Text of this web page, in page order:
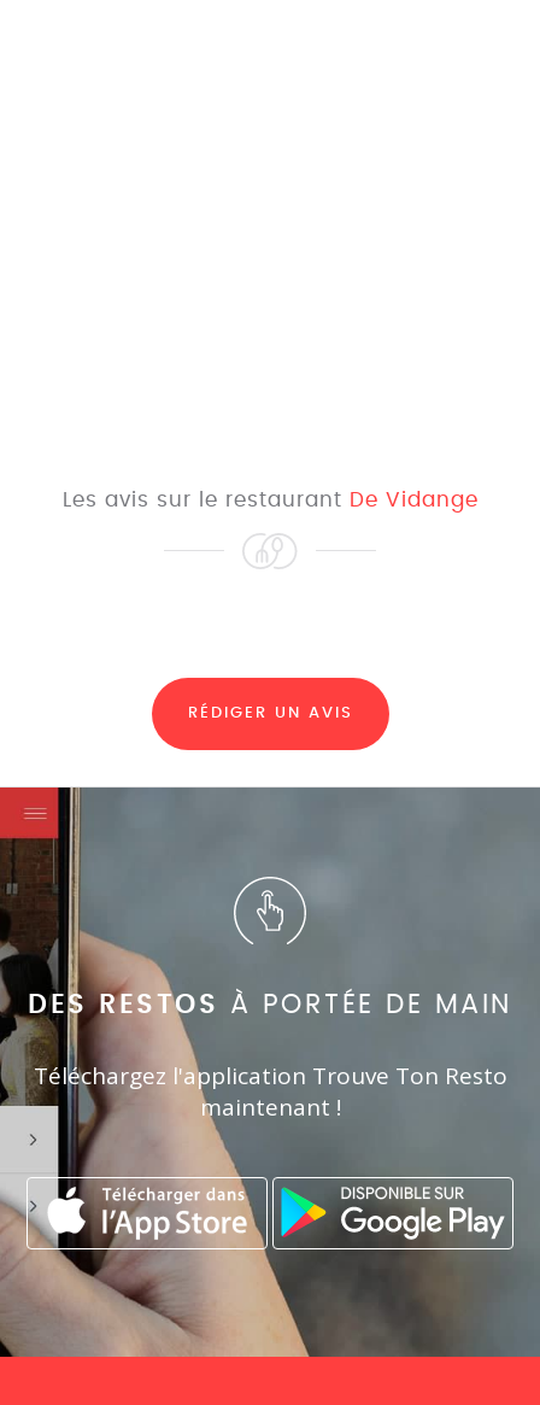
Les avis sur le restaurant De Vidange
RÉDIGER UN AVIS
DES RESTOS À PORTÉE DE MAIN
Téléchargez l'application Trouve Ton Resto
maintenant !